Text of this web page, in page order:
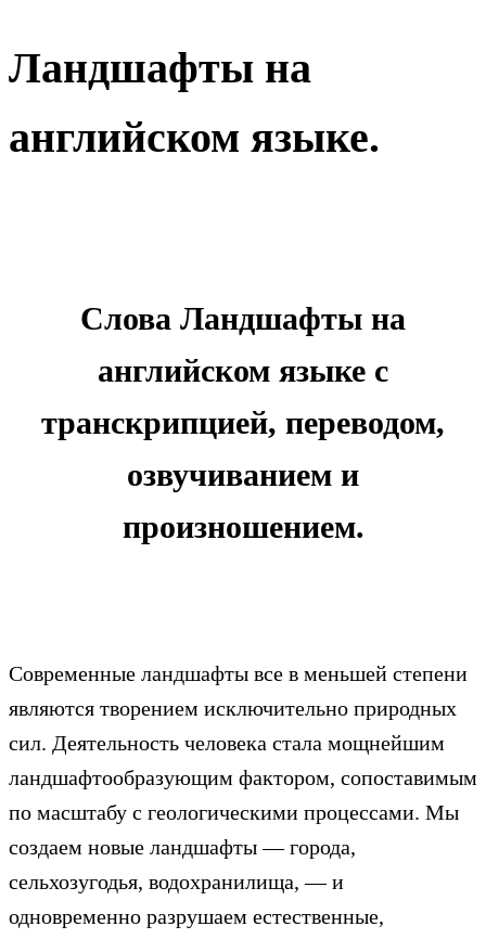
Ландшафты на
английском языке.
Слова Ландшафты на
английском языке с
транскрипцией, переводом,
озвучиванием и
произношением.
Современные ландшафты все в меньшей степени
являются творением исключительно природных
сил. Деятельность человека стала мощнейшим
ландшафтообразующим фактором, сопоставимым
по масштабу с геологическими процессами. Мы
создаем новые ландшафты — города,
сельхозугодья, водохранилища, — и
одновременно разрушаем естественные,